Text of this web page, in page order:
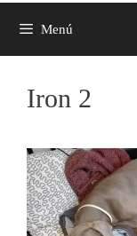
Menú
Iron 2